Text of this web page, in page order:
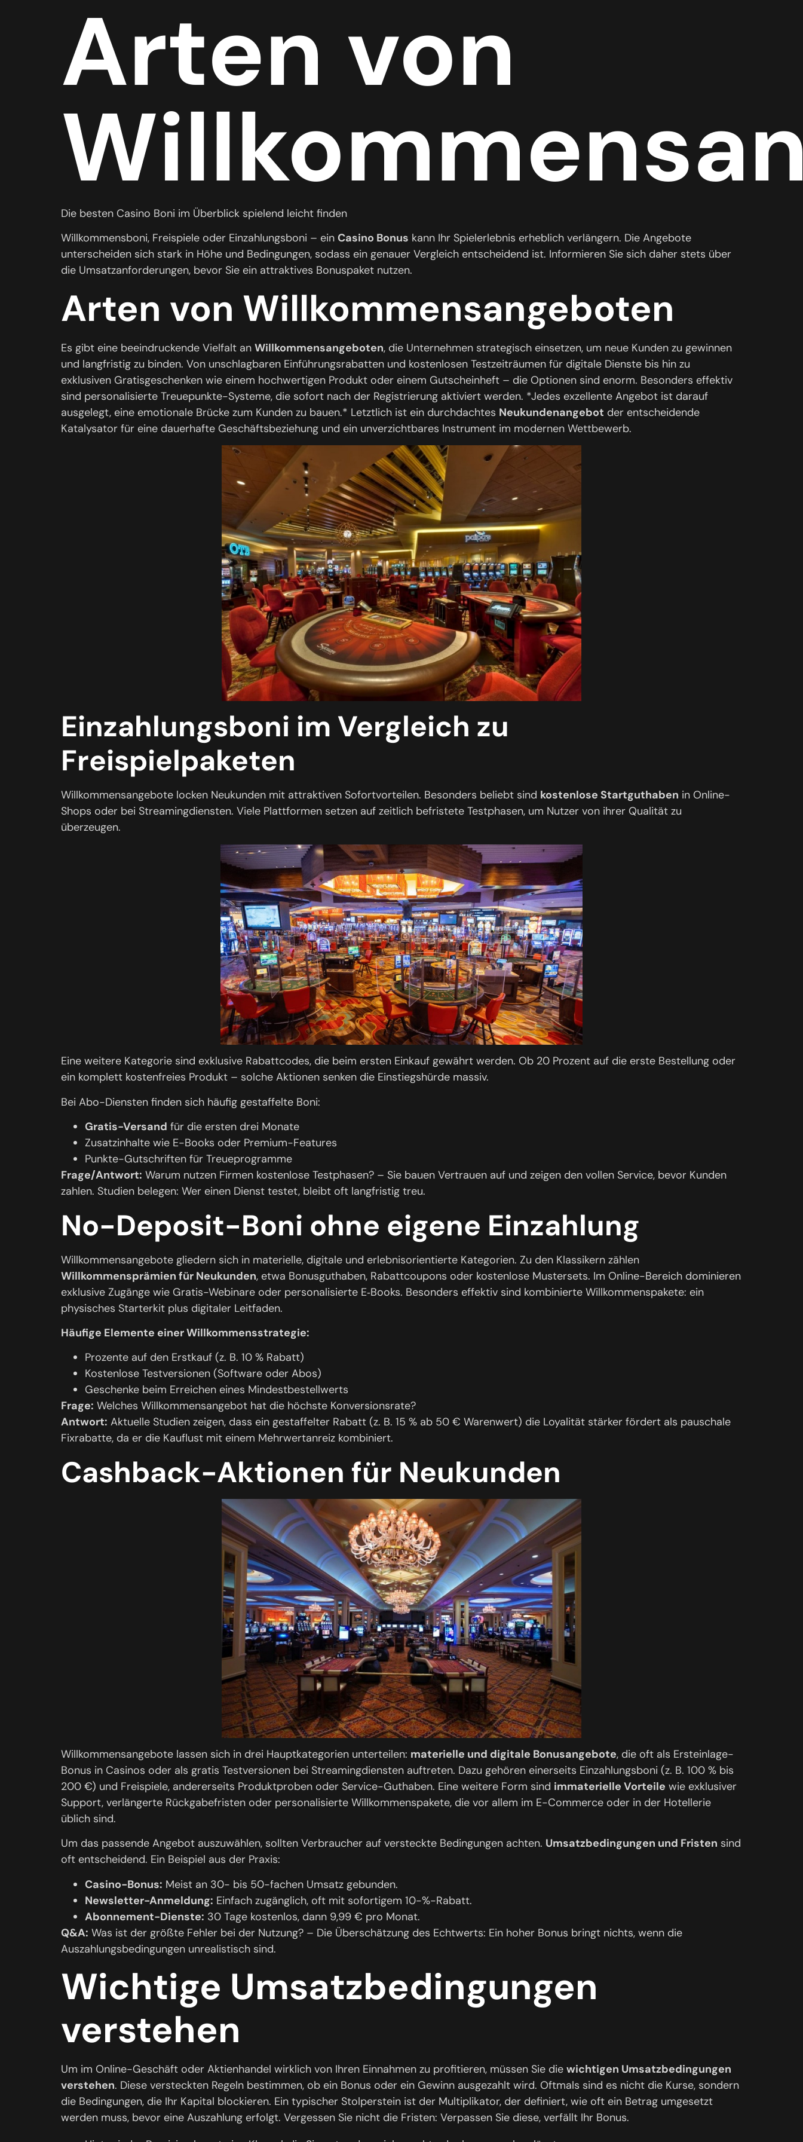
Arten von
Die besten Casino Boni im Überblick spielend leicht finden
Willkommensboni, Freispiele oder Einzahlungsboni – ein Casino Bonus kann Ihr Spielerlebnis erheblich verlängern. Die Angebote
unterscheiden sich stark in Höhe und Bedingungen, sodass ein genauer Vergleich entscheidend ist. Informieren Sie sich daher stets über
die Umsatzanforderungen, bevor Sie ein attraktives Bonuspaket nutzen.
Arten von Willkommensangeboten
Es gibt eine beeindruckende Vielfalt an Willkommensangeboten, die Unternehmen strategisch einsetzen, um neue Kunden zu gewinnen
und langfristig zu binden. Von unschlagbaren Einführungsrabatten und kostenlosen Testzeiträumen für digitale Dienste bis hin zu
exklusiven Gratisgeschenken wie einem hochwertigen Produkt oder einem Gutscheinheft – die Optionen sind enorm. Besonders effektiv
sind personalisierte Treuepunkte-Systeme, die sofort nach der Registrierung aktiviert werden. *Jedes exzellente Angebot ist darauf
ausgelegt, eine emotionale Brücke zum Kunden zu bauen.* Letztlich ist ein durchdachtes Neukundenangebot der entscheidende
Katalysator für eine dauerhafte Geschäftsbeziehung und ein unverzichtbares Instrument im modernen Wettbewerb.
Einzahlungsboni im Vergleich zu
Freispielpaketen
Willkommensangebote locken Neukunden mit attraktiven Sofortvorteilen. Besonders beliebt sind kostenlose Startguthaben in Online-
Shops oder bei Streamingdiensten. Viele Plattformen setzen auf zeitlich befristete Testphasen, um Nutzer von ihrer Qualität zu
überzeugen.
Eine weitere Kategorie sind exklusive Rabattcodes, die beim ersten Einkauf gewährt werden. Ob 20 Prozent auf die erste Bestellung oder
ein komplett kostenfreies Produkt – solche Aktionen senken die Einstiegshürde massiv.
Bei Abo-Diensten finden sich häufig gestaffelte Boni:
Gratis-Versand für die ersten drei Monate
Zusatzinhalte wie E-Books oder Premium-Features
Punkte-Gutschriften für Treueprogramme
Frage/Antwort: Warum nutzen Firmen kostenlose Testphasen? – Sie bauen Vertrauen auf und zeigen den vollen Service, bevor Kunden
zahlen. Studien belegen: Wer einen Dienst testet, bleibt oft langfristig treu.
No-Deposit-Boni ohne eigene Einzahlung
Willkommensangebote gliedern sich in materielle, digitale und erlebnisorientierte Kategorien. Zu den Klassikern zählen
Willkommensprämien für Neukunden, etwa Bonusguthaben, Rabattcoupons oder kostenlose Mustersets. Im Online-Bereich dominieren
exklusive Zugänge wie Gratis-Webinare oder personalisierte E‑Books. Besonders effektiv sind kombinierte Willkommenspakete: ein
physisches Starterkit plus digitaler Leitfaden.
Häufige Elemente einer Willkommensstrategie:
Prozente auf den Erstkauf (z. B. 10 % Rabatt)
Kostenlose Testversionen (Software oder Abos)
Geschenke beim Erreichen eines Mindestbestellwerts
Frage: Welches Willkommensangebot hat die höchste Konversionsrate?
Antwort: Aktuelle Studien zeigen, dass ein gestaffelter Rabatt (z. B. 15 % ab 50 € Warenwert) die Loyalität stärker fördert als pauschale
Fixrabatte, da er die Kauflust mit einem Mehrwertanreiz kombiniert.
Cashback-Aktionen für Neukunden
Willkommensangebote lassen sich in drei Hauptkategorien unterteilen: materielle und digitale Bonusangebote, die oft als Ersteinlage-
Bonus in Casinos oder als gratis Testversionen bei Streamingdiensten auftreten. Dazu gehören einerseits Einzahlungsboni (z. B. 100 % bis
200 €) und Freispiele, andererseits Produktproben oder Service-Guthaben. Eine weitere Form sind immaterielle Vorteile wie exklusiver
Support, verlängerte Rückgabefristen oder personalisierte Willkommenspakete, die vor allem im E-Commerce oder in der Hotellerie
üblich sind.
Um das passende Angebot auszuwählen, sollten Verbraucher auf versteckte Bedingungen achten. Umsatzbedingungen und Fristen sind
oft entscheidend. Ein Beispiel aus der Praxis:
Casino-Bonus: Meist an 30- bis 50-fachen Umsatz gebunden.
Newsletter-Anmeldung: Einfach zugänglich, oft mit sofortigem 10-%-Rabatt.
Abonnement-Dienste: 30 Tage kostenlos, dann 9,99 € pro Monat.
Q&A: Was ist der größte Fehler bei der Nutzung? – Die Überschätzung des Echtwerts: Ein hoher Bonus bringt nichts, wenn die
Auszahlungsbedingungen unrealistisch sind.
Wichtige Umsatzbedingungen
verstehen
Um im Online-Geschäft oder Aktienhandel wirklich von Ihren Einnahmen zu profitieren, müssen Sie die wichtigen Umsatzbedingungen
verstehen. Diese versteckten Regeln bestimmen, ob ein Bonus oder ein Gewinn ausgezahlt wird. Oftmals sind es nicht die Kurse, sondern
die Bedingungen, die Ihr Kapital blockieren. Ein typischer Stolperstein ist der Multiplikator, der definiert, wie oft ein Betrag umgesetzt
werden muss, bevor eine Auszahlung erfolgt. Vergessen Sie nicht die Fristen: Verpassen Sie diese, verfällt Ihr Bonus.